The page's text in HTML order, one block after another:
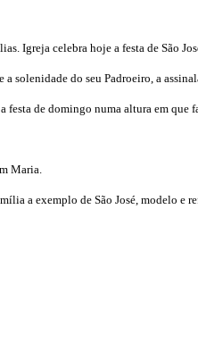
Igreja celebra hoje a festa de São
solenidade do seu Padroeiro, a
de domingo numa altura em que
Maria.
a exemplo de São José, modelo e